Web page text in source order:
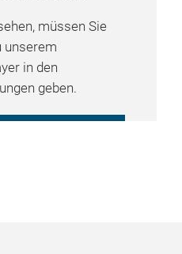
müssen Sie
unserem
in den
geben.